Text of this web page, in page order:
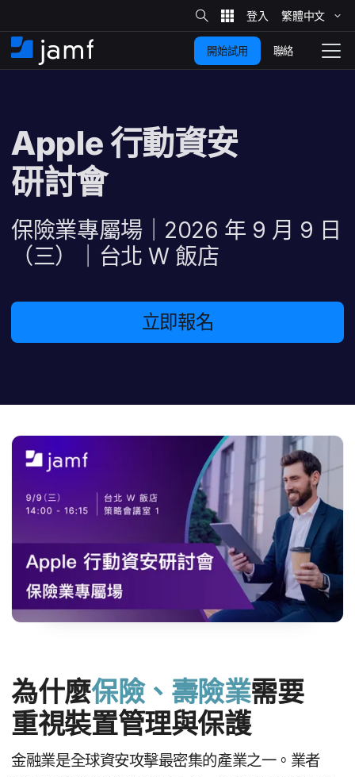
​
至
​
內
容
網
站
​搜
尋
繁體​中文
住
家
切
換
開始試用 聯絡
Apple行動​​資​安​
研討會
保險業​專屬​場​｜ 2026 年 9 月 9 日​
（​三​）​｜​台北 W 飯店
立即​報​名
為​什麼保險、​壽險業需要​
重視​裝置​管理​與​保護
金融業​是​全球​資安​攻擊​最​密集​的​產業​之一。​業者​